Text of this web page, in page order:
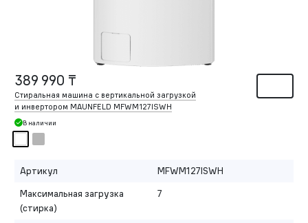
389 990 ₸
Стиральная машина с вертикальной загрузкой
и инвертором MAUNFELD MFWM127ISWH
В наличии
Артикул
MFWM127ISWH
Максимальная загрузка
(стирка)
7